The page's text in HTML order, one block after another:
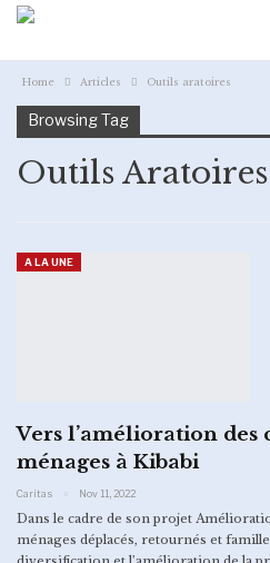
Home Articles Outils aratoires
Browsing Tag
Outils Aratoires
A LA UNE
Vers l’amélioration des
ménages à Kibabi
Caritas Nov 11, 2022
Dans le cadre de son projet
ménages déplacés, retournés et